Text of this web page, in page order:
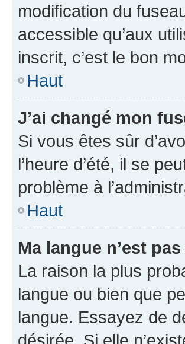
modification du
accessible qu’aux
inscrit, c’est le bon
Haut
J’ai changé mon
Si vous êtes sûr
l’heure d’été, il se
problème à
Haut
Ma langue n’est
La raison la plus
langue ou bien que
langue. Essayez de
désirée. Si elle